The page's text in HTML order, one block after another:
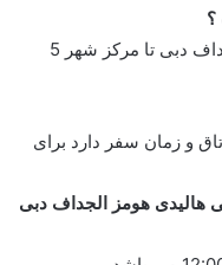
؟
فاصله هتل گرند استی هالیدی هومز الجداف دبی تا مرکز شهر 5
و زمان سفر دارد برای
هومز الجداف دبی